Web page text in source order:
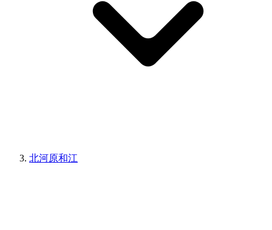
北河原和江